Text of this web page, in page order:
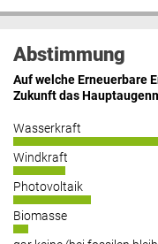
Abstimmung
Auf welche Erneuerbare
Zukunft das
Wasserkraft
Windkraft
Photovoltaik
Biomasse